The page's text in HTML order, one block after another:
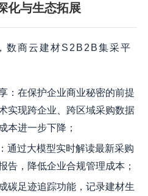
化与生态拓展
数商云建材S2B2B集采平
：在保护企业商业秘密的前提
实现跨企业、跨区域采购数据
本进一步下降；
通过大模型实时解读最新采购
告，降低企业合规管理成本；
碳足迹追踪功能，记录建材生